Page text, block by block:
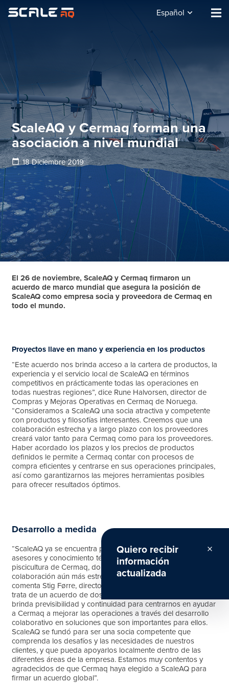
Español
ScaleAQ y Cermaq forman una
asociación a nivel mundial
calendar_today 18 Diciembre 2019
El 26 de noviembre, ScaleAQ y Cermaq firmaron un
acuerdo de marco mundial que asegura la posición de
ScaleAQ como empresa socia y proveedora de Cermaq en
todo el mundo.
Proyectos llave en mano y experiencia en los productos
“Este acuerdo nos brinda acceso a la cartera de productos, la
experiencia y el servicio local de ScaleAQ en términos
competitivos en prácticamente todas las operaciones en
todas nuestras regiones”, dice Rune Halvorsen, director de
Compras y Mejoras Operativas en Cermaq de Noruega.
“Consideramos a ScaleAQ una socia atractiva y competente
con productos y filosofías interesantes. Creemos que una
colaboración estrecha y a largo plazo con los proveedores
creará valor tanto para Cermaq como para los proveedores.
Haber acordado los plazos y los precios de productos
definidos le permite a Cermaq contar con procesos de
compra eficientes y centrarse en sus operaciones principales,
así como garantizarnos las mejores herramientas posibles
para ofrecer resultados óptimos.
Desarrollo a medida
“ScaleAQ ya se encuentra presente con equipos de servicio,
asesores y conocimiento técnico local en las regiones de
piscicultura de Cermaq, donde esperamos trabajar en
colaboración aún más estrecha en los próximos años”,
comenta Stig Førre, director de Comercio en ScaleAQ. “Se
trata de un acuerdo de dos años que puede ampliarse y nos
brinda previsibilidad y continuidad para centrarnos en ayudar
a Cermaq a mejorar las operaciones a través del desarrollo
colaborativo en soluciones que son importantes para ellos.
ScaleAQ se fundó para ser una socia competente que
comprenda los desafíos y las necesidades de nuestros
clientes, y que pueda apoyarlos localmente dentro de las
diferentes áreas de la empresa. Estamos muy contentos y
agradecidos de que Cermaq haya elegido a ScaleAQ para
firmar un acuerdo global”.
Quiero recibir
información
actualizada
close